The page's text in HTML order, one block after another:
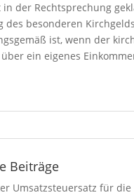
in der Rechtsprechung
des besonderen
ist, wenn der
ein eigenes
Beiträge
Umsatzsteuersatz für